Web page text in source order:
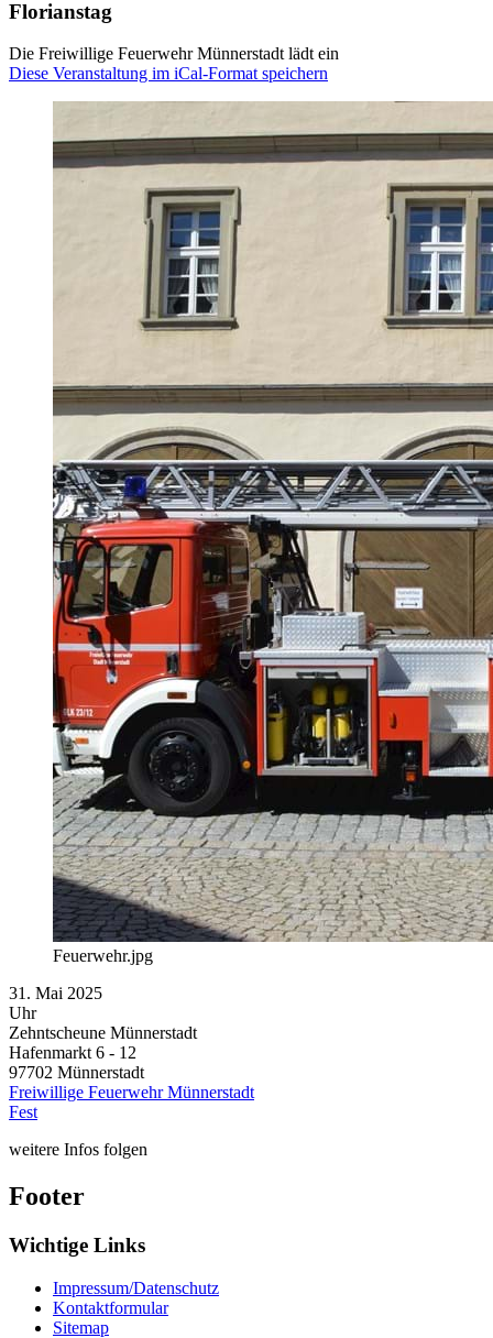
Florianstag
Die Freiwillige Feuerwehr Münnerstadt lädt ein
Diese Veranstaltung im iCal-Format speichern
Feuerwehr.jpg
31. Mai 2025
Uhr
Zehntscheune Münnerstadt
Hafenmarkt 6 - 12
97702 Münnerstadt
Freiwillige Feuerwehr Münnerstadt
Fest
weitere Infos folgen
Footer
Wichtige Links
Impressum/Datenschutz
Kontaktformular
Sitemap